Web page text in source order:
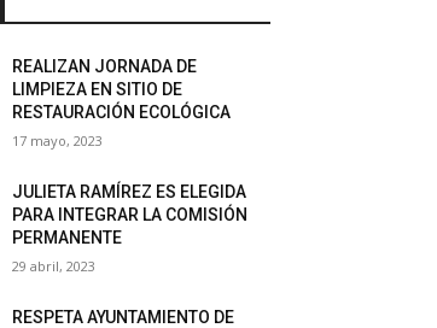
REALIZAN JORNADA DE
LIMPIEZA EN SITIO DE
RESTAURACIÓN ECOLÓGICA
17 mayo, 2023
JULIETA RAMÍREZ ES ELEGIDA
PARA INTEGRAR LA COMISIÓN
PERMANENTE
29 abril, 2023
RESPETA AYUNTAMIENTO DE